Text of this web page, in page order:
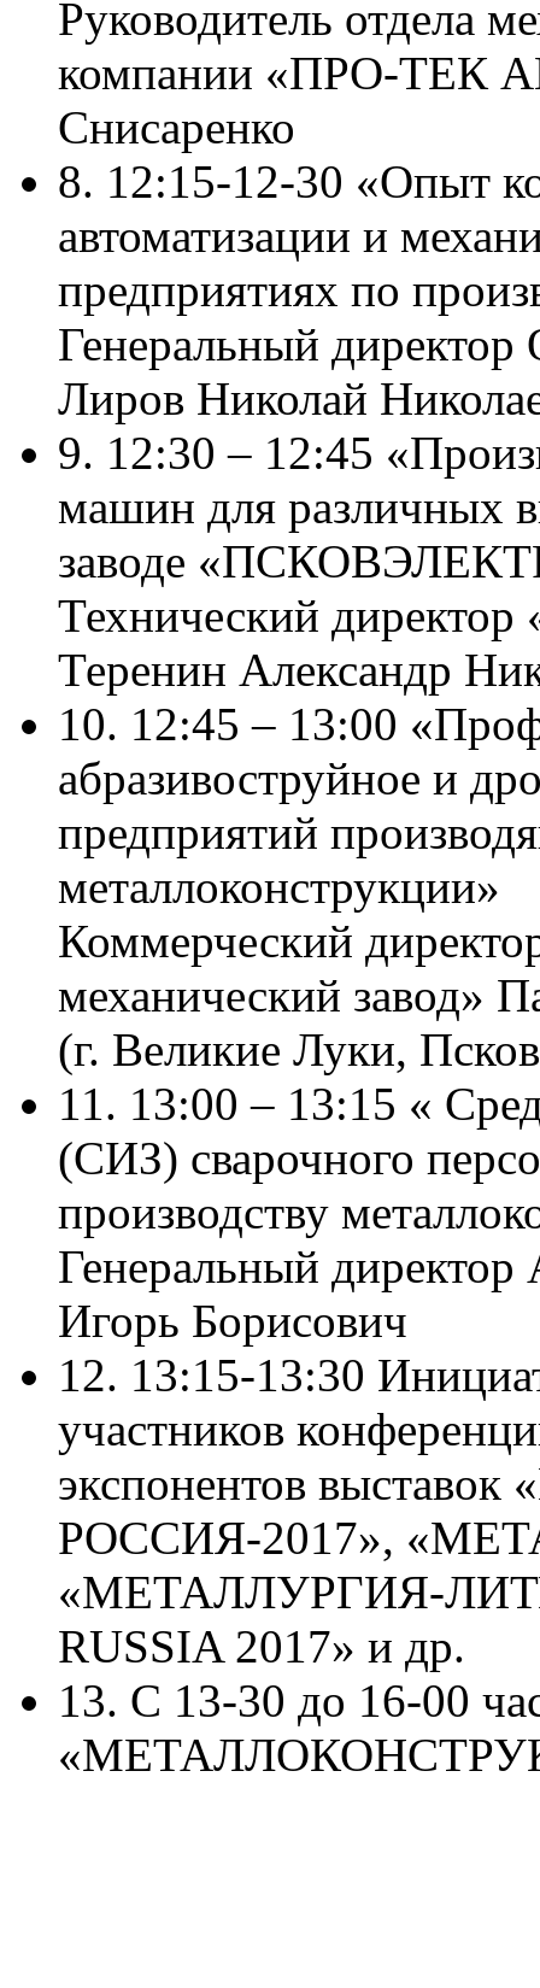
Руководитель отдела
компании «ПРО-ТЕК
Снисаренко
8. 12:15-12-30 «Опыт
автоматизации и
предприятиях по
Генеральный
Лиров Николай
9. 12:30 – 12:45
машин для различных
заводе
Технический
Теренин Александр
10. 12:45 – 13:00
абразивоструйное и
предприятий
металлоконструкции»
Коммерческий
механический завод»
(г. Великие Луки,
11. 13:00 – 13:15 «
(СИЗ) сварочного
производству
Генеральный
Игорь Борисович
12. 13:15-13:30
участников
экспонентов
РОССИЯ-2017»,
«МЕТАЛЛУРГИЯ-
RUSSIA 2017» и др.
13. С 13-30 до 16-00